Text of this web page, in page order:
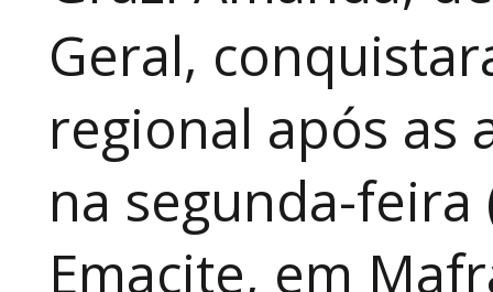
Geral,
regional após as
na segunda-feira
Emacite, em